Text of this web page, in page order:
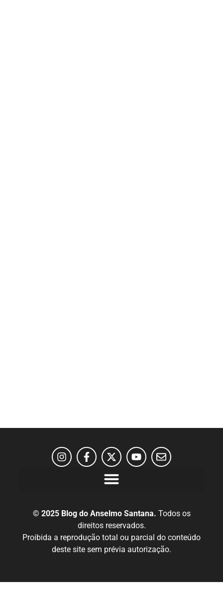
© 2025 Blog do Anselmo Santana. Todos os
direitos reservados.
Proibida a reprodução total ou parcial do conteúdo
deste site sem prévia autorização.